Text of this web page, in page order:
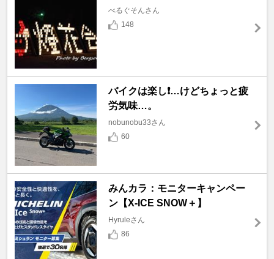
べるぐそんさん
148
バイクは楽し❗️…けどちょっと疲
労気味…。
nobunobu33さん
60
みんカラ：モニターキャンペー
ン【X-ICE SNOW＋】
Hyruleさん
86